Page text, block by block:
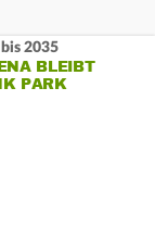
2035
BLEIBT
PARK